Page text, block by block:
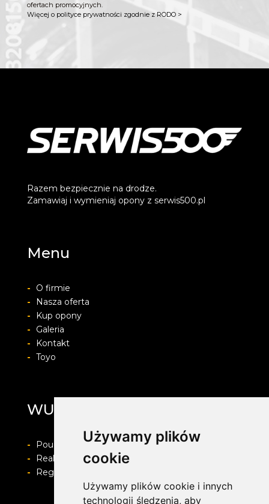
Używamy plików
cookie
Używamy plików cookie i innych
technologii śledzenia, aby
ofertach promocyjnych.
Więcej o polityce prywatności zgodnie z RODO >
Razem bezpiecznie na drodze.
Zamawiaj i wymieniaj opony z serwis500.pl
Menu
-
O firmie
-
Nasza oferta
-
Kup opony
-
Galeria
-
Kontakt
- Toyo
WULKAN SERVICE
-
Pouczenie o prawie do odstapienia od umowy
-
Realizacja zamówienia i formy płatności
-
Regulamin i Polityka prywatności